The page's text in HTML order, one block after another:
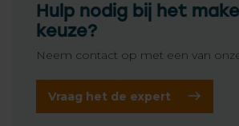
Hulp nodig bij het
keuze?
Neem contact op met een van
Vraag het de expert